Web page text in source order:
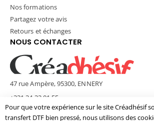
Nos formations
Partagez votre avis
Retours et échanges
NOUS CONTACTER
47 rue Ampère, 95300, ENNERY
+331 34 33 01 55
contact@creadhesif.com
Pour que votre expérience sur le site Créadhésif
transfert DTF bien pressé, nous utilisons des